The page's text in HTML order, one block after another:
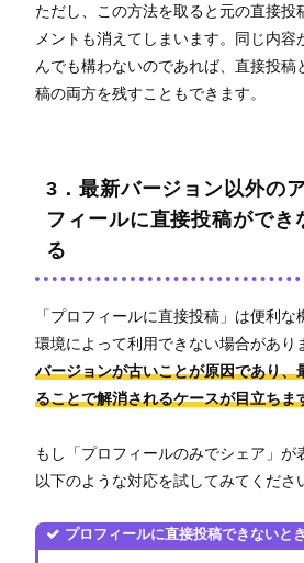
ただし、この方法を取ると元の直接投
メントも消えてしまいます。同じ内容
んでも構わないのであれば、直接投稿
稿の両方を残すこともできます。
3．最新バージョン以外の
フィールに直接投稿ができ
る
「プロフィールに直接投稿」は便利
環境によって利用できない場合があり
バージョンが古いことが原因であり、
ることで解消されるケースが目立ちま
もし「プロフィールのみでシェア」が
以下のような対応を試してみてくださ
プロフィールに直接投稿できないと